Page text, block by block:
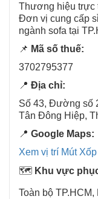
Thương hiệu trực
Đơn vị cung cấp
ngành sofa tại
📌 Mã số thuế:
3702795377
📍 Địa chỉ:
Số 43, Đường số
Tân Đông Hiệp,
📍 Google Maps:
Xem vị trí Mút
🗺️ Khu vực
Toàn bộ